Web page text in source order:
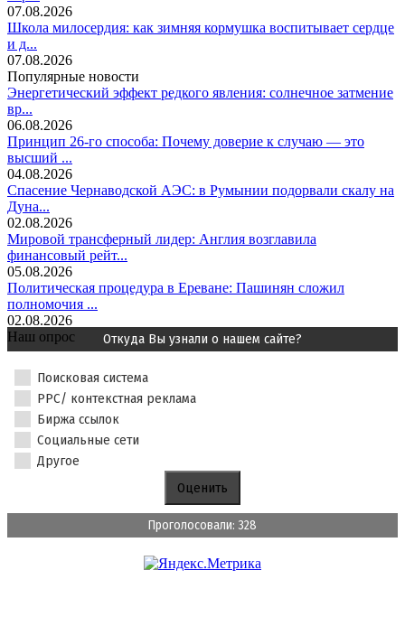
07.08.2026
Школа милосердия: как зимняя кормушка воспитывает сердце
и д...
07.08.2026
Популярные новости
Энергетический эффект редкого явления: солнечное затмение
вр...
06.08.2026
Принцип 26-го способа: Почему доверие к случаю — это
высший ...
04.08.2026
Спасение Чернаводской АЭС: в Румынии подорвали скалу на
Дуна...
02.08.2026
Мировой трансферный лидер: Англия возглавила
финансовый рейт...
05.08.2026
Политическая процедура в Ереване: Пашинян сложил
полномочия ...
02.08.2026
Наш опрос
Откуда Вы узнали о нашем сайте?
Поисковая система
PPC/ контекстная реклама
Биржа ссылок
Социальные сети
Другое
Проголосовали: 328